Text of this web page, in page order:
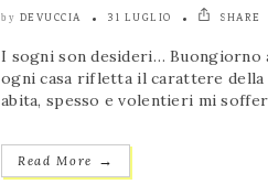
by DEVUCCIA 31 LUGLIO SHARE
I sogni son desideri… Buongiorno
ogni casa rifletta il carattere della
abita, spesso e volentieri mi
Read More →